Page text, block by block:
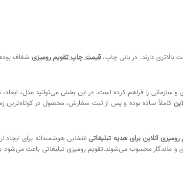
دارند. در بانی چاپ،قیمت چاپ تقویم رومیزی شفاف
و سازمانی را فراهم کرده است. در این بخش می‌توانید مدل،
کاملاً ساده بوده و پس از ثبت سفارش، محصول در کوتاه‌ترین
آنلاین برای هدیه تبلیغاتیانتخابی هوشمندانه برای ایجاد
و ماندگار محسوب می‌شوند.تقویم رومیزی تبلیغاتی باعث می‌شود